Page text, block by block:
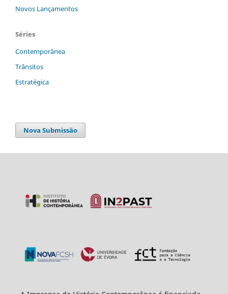
Novos Lançamentos
Séries
Contemporânea
Trânsitos
Estratégica
Nova Submissão